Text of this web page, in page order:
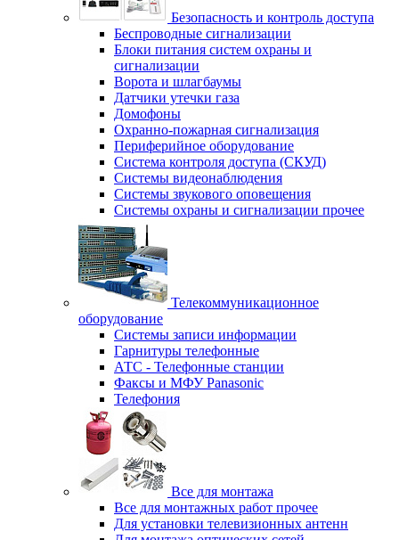
Безопасность и контроль доступа
Беспроводные сигнализации
Блоки питания систем охраны и
сигнализации
Ворота и шлагбаумы
Датчики утечки газа
Домофоны
Охранно-пожарная сигнализация
Периферийное оборудование
Система контроля доступа (СКУД)
Системы видеонаблюдения
Системы звукового оповещения
Системы охраны и сигнализации прочее
Телекоммуникационное
оборудование
Системы записи информации
Гарнитуры телефонные
АТС - Телефонные станции
Факсы и МФУ Panasonic
Телефония
Все для монтажа
Все для монтажных работ прочее
Для установки телевизионных антенн